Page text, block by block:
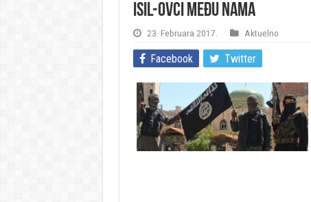
ISIL-ovci među nama
23. Februara 2017. Aktuelno
Facebook Twitter